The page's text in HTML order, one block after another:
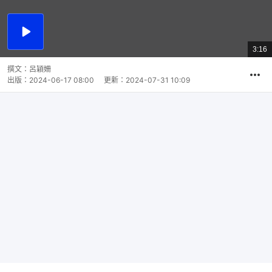
播
總
共
3:16
撰文： 呂穎姍
出版： 2024-06-17 08:00 更新： 2024-07-31 10:09